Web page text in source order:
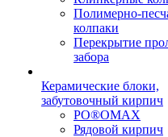
Полимерно-
колпаки
Перекрытие
забора
Керамические блоки,
забутовочный кирпич
PO®OMAX
Рядовой кирпич